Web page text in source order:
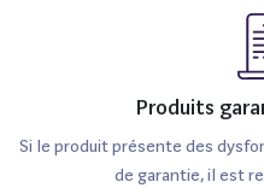
Produits
Si le produit présente des
de garantie, il est